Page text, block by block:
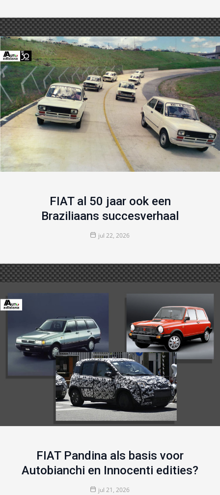
FIAT al 50 jaar ook een
Braziliaans succesverhaal
jul 22, 2026
FIAT Pandina als basis voor
Autobianchi en Innocenti edities?
jul 21, 2026